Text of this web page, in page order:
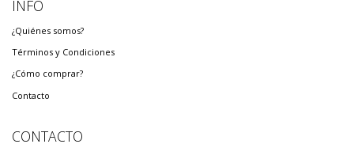
INFO
¿Quiénes somos?
Términos y Condiciones
¿Cómo comprar?
Contacto
CONTACTO